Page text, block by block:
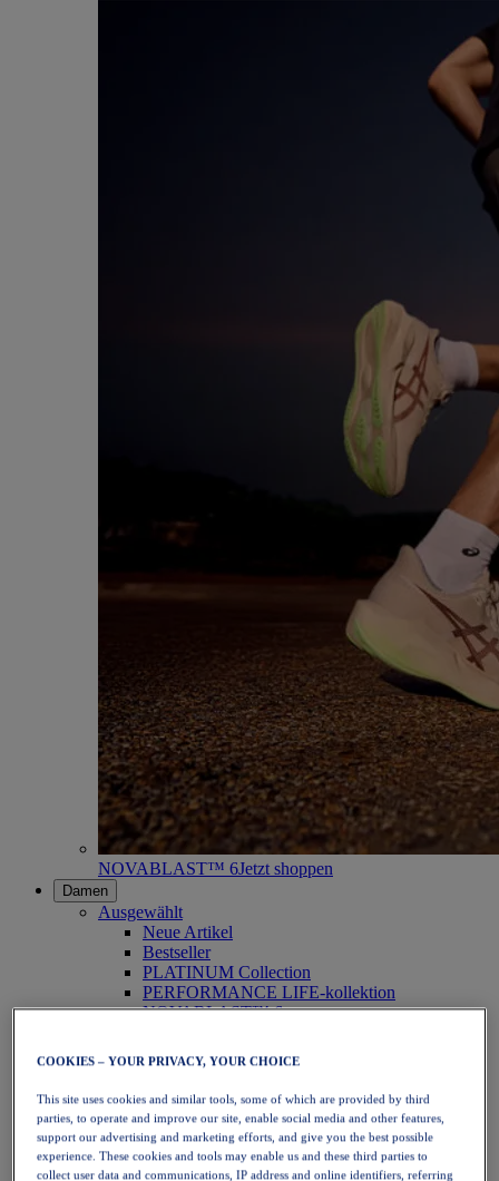
NOVABLAST™ 6Jetzt shoppen
Damen
Ausgewählt
Neue Artikel
Bestseller
PLATINUM Collection
PERFORMANCE LIFE-kollektion
NOVABLAST™ 6
Laufen
Trailrunning
Tennis
Volleyball
Handball
Padel
Korbball
COOKIES – YOUR PRIVACY, YOUR CHOICE
This site uses cookies and similar tools, some of which are provided by third
parties, to operate and improve our site, enable social media and other features,
support our advertising and marketing efforts, and give you the best possible
experience. These cookies and tools may enable us and these third parties to
collect user data and communications, IP address and online identifiers, referring